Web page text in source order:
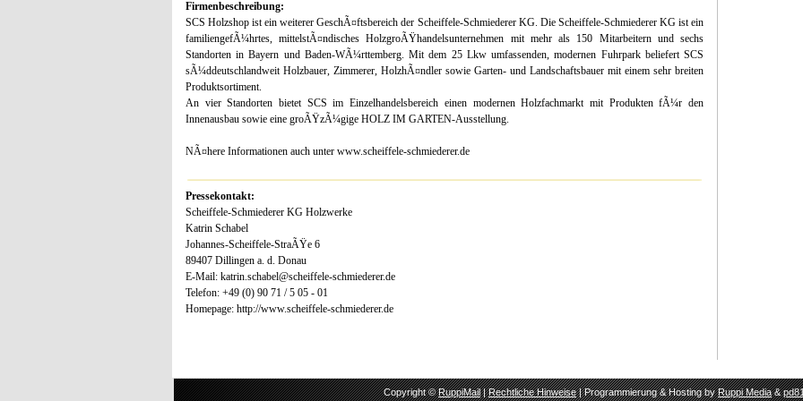
Firmenbeschreibung:
SCS Holzshop ist ein weiterer GeschÃ¤ftsbereich der Scheiffele-Schmiederer KG. Die Scheiffele-Schmiederer KG ist ein
familiengefÃ¼hrtes, mittelstÃ¤ndisches HolzgroÃŸhandelsunternehmen mit mehr als 150 Mitarbeitern und sechs
Standorten in Bayern und Baden-WÃ¼rttemberg. Mit dem 25 Lkw umfassenden, modernen Fuhrpark beliefert SCS
sÃ¼ddeutschlandweit Holzbauer, Zimmerer, HolzhÃ¤ndler sowie Garten- und Landschaftsbauer mit einem sehr breiten
Produktsortiment.
An vier Standorten bietet SCS im Einzelhandelsbereich einen modernen Holzfachmarkt mit Produkten fÃ¼r den
Innenausbau sowie eine groÃŸzÃ¼gige HOLZ IM GARTEN-Ausstellung.
NÃ¤here Informationen auch unter www.scheiffele-schmiederer.de
Pressekontakt:
Scheiffele-Schmiederer KG Holzwerke
Katrin Schabel
Johannes-Scheiffele-StraÃŸe 6
89407 Dillingen a. d. Donau
E-Mail: katrin.schabel@scheiffele-schmiederer.de
Telefon: +49 (0) 90 71 / 5 05 - 01
Homepage: http://www.scheiffele-schmiederer.de
Copyright ©RuppiMail|Rechtliche Hinweise| Programmierung & Hosting byRuppi Media&